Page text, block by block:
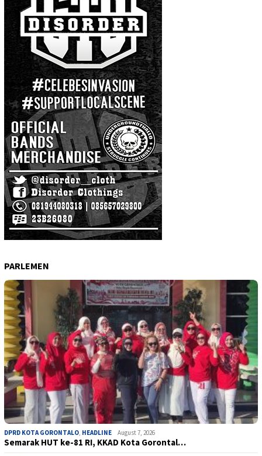
PARLEMEN
DPRD KOTA GORONTALO HEADLINE August 7, 2026
Semarak HUT ke-81 RI, KKAD Kota Gorontal…